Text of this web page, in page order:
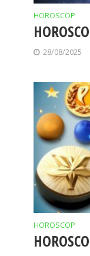
HOROSCOP
28/08/2025
HOROSCOP